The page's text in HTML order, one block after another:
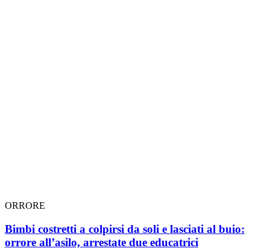
ORRORE
Bimbi costretti a colpirsi da soli e lasciati al buio:
orrore all’asilo, arrestate due educatrici